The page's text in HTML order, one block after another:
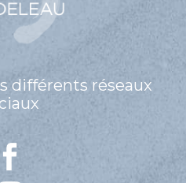
différents réseaux